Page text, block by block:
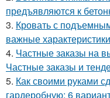
предъявляются к
3. Кровать с
важные характеристики
4. Частные заказы на
Частные заказы и
5. Как своими руками
гардеробную: 6